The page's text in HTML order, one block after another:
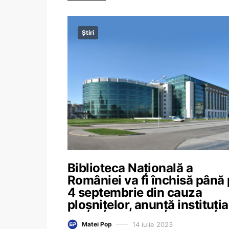
Știri
Biblioteca Națională a
României va fi închisă până
4 septembrie din cauza
ploșnițelor, anunță instituția
Matei Pop 14 iulie 2023